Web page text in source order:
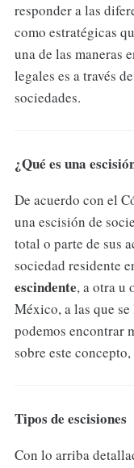
responder a las
como estratégicas
una de las maneras
legales es a través
sociedades.
¿Qué es una
De acuerdo con el
una escisión de
total o parte de sus
sociedad residente
escindente, a otra u
México, a las que
podemos encontrar
sobre este
Tipos de escisiones
Con lo arriba